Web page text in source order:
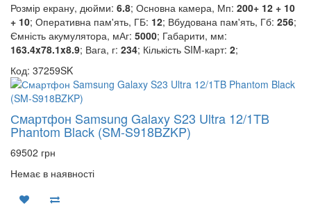
Розмір екрану, дюйми: 6.8; Основна камера, Мп: 200+ 12 + 10
+ 10; Оперативна пам'ять, ГБ: 12; Вбудована пам'ять, Гб: 256;
Ємність акумулятора, мАг: 5000; Габарити, мм:
163.4x78.1x8.9; Вага, г: 234; Кількість SIM-карт: 2;
Код: 37259SK
Смартфон Samsung Galaxy S23 Ultra 12/1TB
Phantom Black (SM-S918BZKP)
69502 грн
Немає в наявності